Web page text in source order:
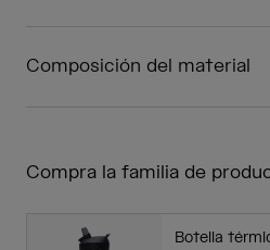
Composición del material
Compra la familia de
Botella